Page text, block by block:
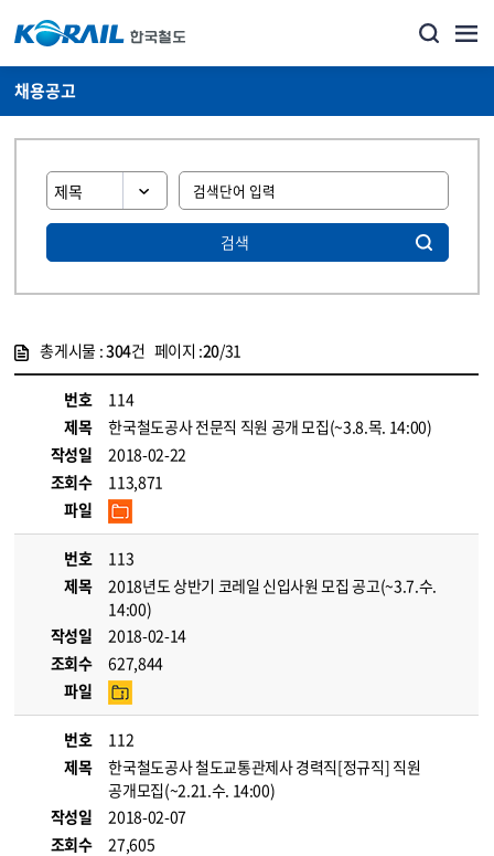
채용공고
검색
총게시물 :304건 페이지 :20/31
번호
114
제목
한국철도공사 전문직 직원 공개 모집(~3.8.목. 14:00)
작성일
2018-02-22
조회수
113,871
파일
번호
113
제목
2018년도 상반기 코레일 신입사원 모집 공고(~3.7.수.
14:00)
작성일
2018-02-14
조회수
627,844
파일
번호
112
제목
한국철도공사 철도교통관제사 경력직[정규직] 직원
공개모집(~2.21.수. 14:00)
작성일
2018-02-07
조회수
27,605